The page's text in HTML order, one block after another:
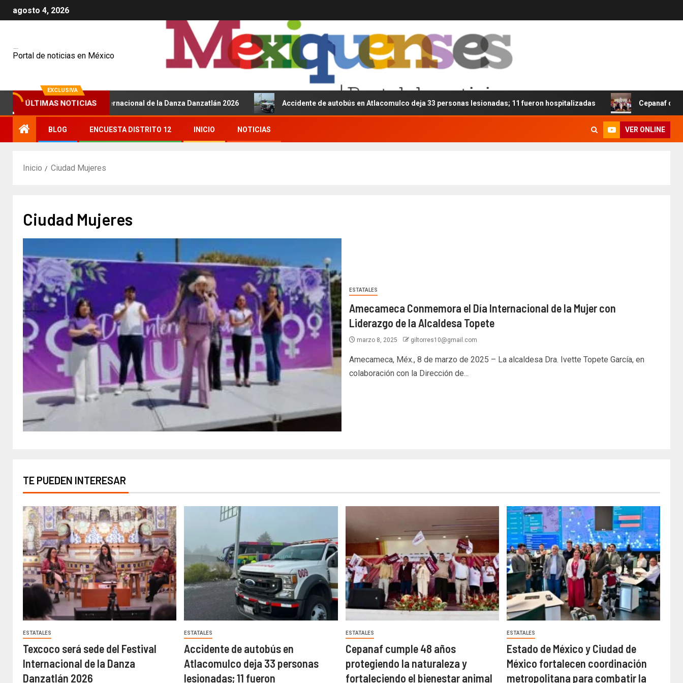
agosto 4, 2026
Portal de noticias en México
EXCLUSIVA
ÚLTIMAS NOTICIAS
será sede del Festival Internacional de la Danza Danzatlán 2026 Accidente de autobús en Atlacomulco deja 33 personas lesionadas; 11 fueron hospitalizadas Cepanaf cumple
BLOG ENCUESTA DISTRITO 12 INICIO NOTICIAS VER ONLINE
Inicio Ciudad Mujeres
Ciudad Mujeres
ESTATALES
Amecameca Conmemora el Día Internacional de la Mujer con
Liderazgo de la Alcaldesa Topete
marzo 8, 2025 giltorres10@gmail.com
Amecameca, Méx., 8 de marzo de 2025 – La alcaldesa Dra. Ivette Topete García, en
colaboración con la Dirección de...
TE PUEDEN INTERESAR
ESTATALES
Texcoco será sede del Festival
Internacional de la Danza
Danzatlán 2026
ESTATALES
Accidente de autobús en
Atlacomulco deja 33 personas
lesionadas; 11 fueron
ESTATALES
Cepanaf cumple 48 años
protegiendo la naturaleza y
fortaleciendo el bienestar animal
ESTATALES
Estado de México y Ciudad de
México fortalecen coordinación
metropolitana para combatir la